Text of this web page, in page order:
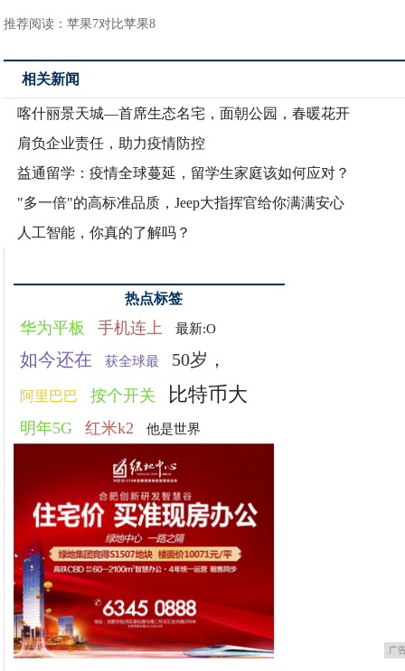
推荐阅读：苹果7对比苹果8
相关新闻
喀什丽景天城—首席生态名宅，面朝公园，春暖花开
肩负企业责任，助力疫情防控
益通留学：疫情全球蔓延，留学生家庭该如何应对？
"多一倍"的高标准品质，Jeep大指挥官给你满满安心
人工智能，你真的了解吗？
热点标签
华为平板 手机连上 最新:O
如今还在 获全球最 50岁，
阿里巴巴 按个开关 比特币大
明年5G 红米k2 他是世界
广